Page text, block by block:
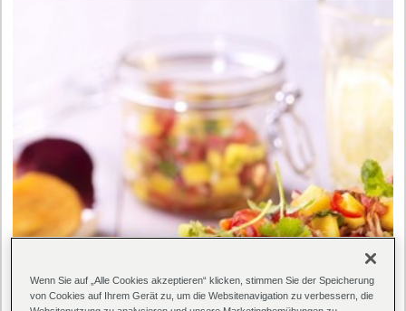
Wenn Sie auf „Alle Cookies akzeptieren“ klicken, stimmen Sie der Speicherung
von Cookies auf Ihrem Gerät zu, um die Websitenavigation zu verbessern, die